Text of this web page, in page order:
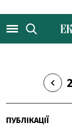
ПУБЛІКАЦІЇ